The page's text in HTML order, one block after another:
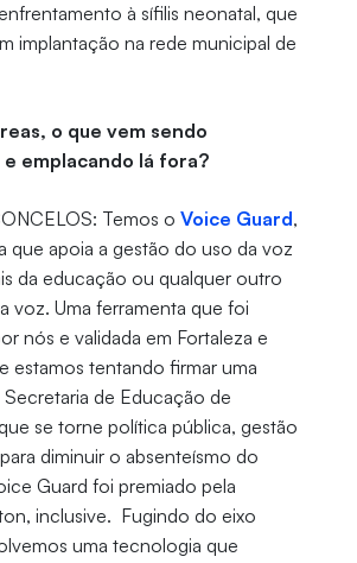
à sífilis neonatal, que
implantação na rede municipal de
o que vem sendo
emplacando lá fora?
Temos o Voice Guard,
que apoia a gestão do uso da voz
da educação ou qualquer outro
voz. Uma ferramenta que foi
nós e validada em Fortaleza e
estamos tentando firmar uma
de Educação de
se torne política pública, gestão
diminuir o absenteísmo do
Guard foi premiado pela
inclusive. Fugindo do eixo
uma tecnologia que